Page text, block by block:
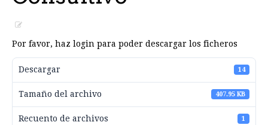
Por favor, haz login para poder descargar los ficheros
Descargar 14
Tamaño del archivo 407.95 KB
Recuento de archivos 1